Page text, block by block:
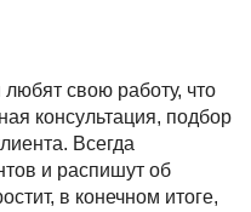
любят свою работу, что
консультация, подбор
Всегда
и распишут об
в конечном итоге,